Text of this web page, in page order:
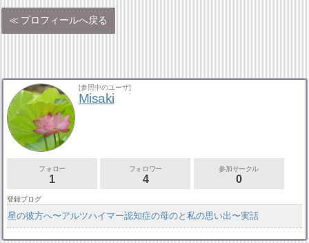
プロフィールへ戻る
[参照中のユーザ]
Misaki
フォロー
1
フォロワー
4
参加サークル
0
登録ブログ
星の彼方へ〜アルツハイマー認知症の母のと私の思い出〜実話